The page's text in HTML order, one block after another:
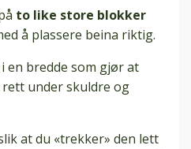
to like store blokker
å plassere beina riktig.
en bredde som gjør at
under skuldre og
at du «trekker» den lett